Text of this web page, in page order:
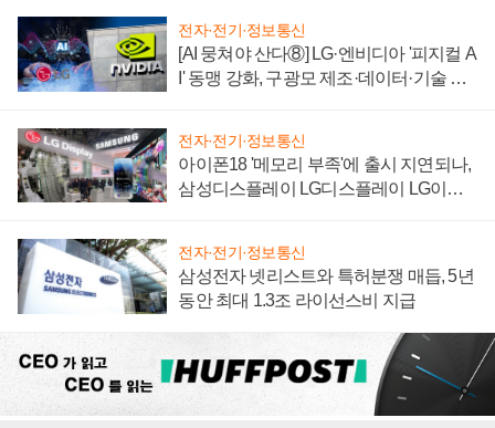
전자·전기·정보통신
[AI 뭉쳐야 산다⑧] LG·엔비디아 '피지컬 A
I' 동맹 강화, 구광모 제조·데이터·기술 결
전자·전기·정보통신
아이폰18 '메모리 부족'에 출시 지연되나,
삼성디스플레이 LG디스플레이 LG이노
전자·전기·정보통신
삼성전자 넷리스트와 특허분쟁 매듭, 5년
동안 최대 1.3조 라이선스비 지급